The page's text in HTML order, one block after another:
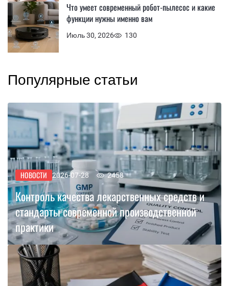
Июль 30, 2026 130
Что умеет современный робот-пылесос и какие
функции нужны именно вам
Популярные статьи
НОВОСТИ 2026-07-28 2458
Контроль качества лекарственных средств и
стандарты современной производственной
практики